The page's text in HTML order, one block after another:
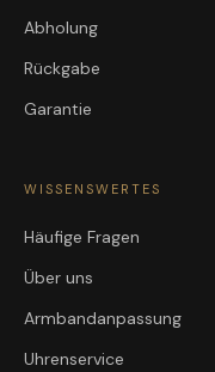
Abholung
Rückgabe
Garantie
WISSENSWERTES
Häufige Fragen
Über uns
Armbandanpassung
Uhrenservice